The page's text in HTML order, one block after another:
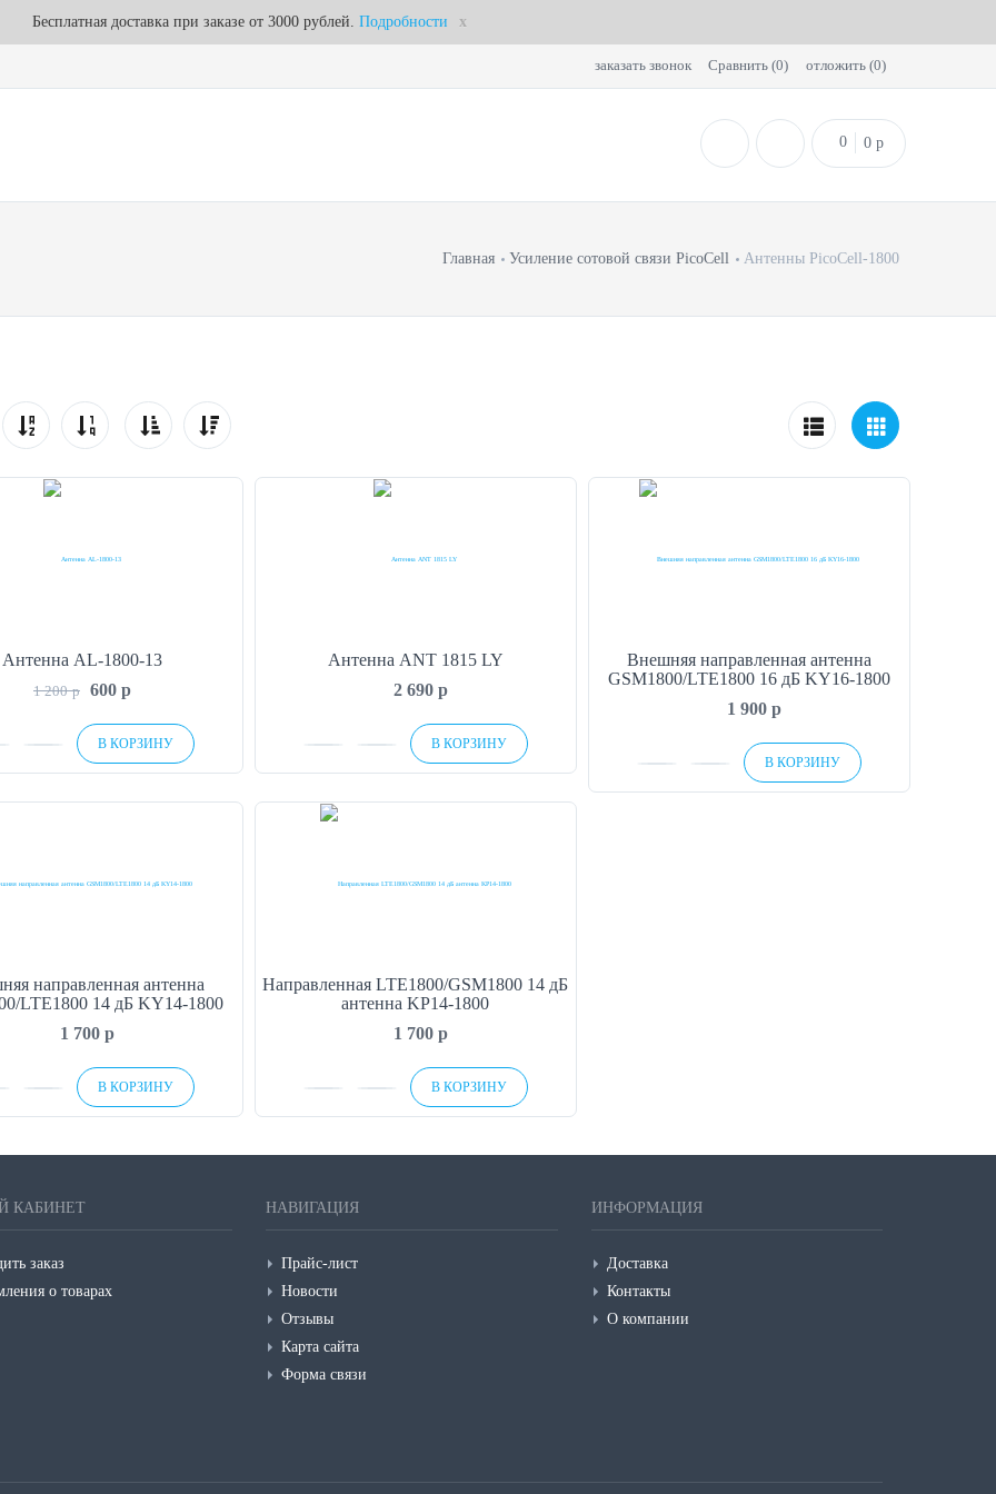
Бесплатная доставка при заказе от 3000 рублей. Подробности x
Сравнить (0) отложить (0)
заказать звонок
0 0 p
Главная Усиление сотовой связи PicoCell Антенны PicoCell-1800
Антенна AL-1800-13
1 200 p 600 p
В КОРЗИНУ
Антенна ANT 1815 LY
2 690 p
В КОРЗИНУ
Внешняя направленная антенна
GSM1800/LTE1800 16 дБ KY16-1800
1 900 p
В КОРЗИНУ
направленная антенна
LTE1800 14 дБ KY14-1800
1 700 p
В КОРЗИНУ
Направленная LTE1800/GSM1800 14 дБ
антенна KP14-1800
1 700 p
В КОРЗИНУ
КАБИНЕТ
заказ
о товарах
НАВИГАЦИЯ
Прайс-лист
Новости
Отзывы
Карта сайта
Форма связи
ИНФОРМАЦИЯ
Доставка
Контакты
О компании